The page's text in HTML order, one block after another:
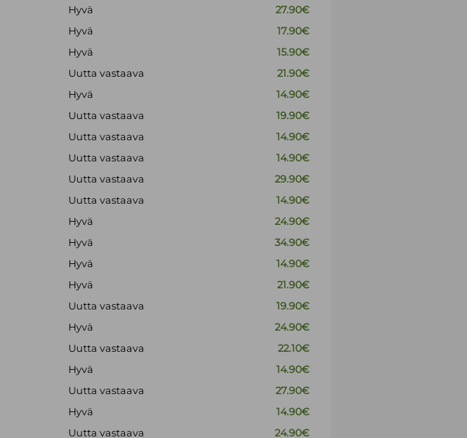
Hyvä
27.90€
Hyvä
17.90€
Hyvä
15.90€
Uutta vastaava
21.90€
Hyvä
14.90€
Uutta vastaava
19.90€
Uutta vastaava
14.90€
Uutta vastaava
14.90€
Uutta vastaava
29.90€
Uutta vastaava
14.90€
Hyvä
24.90€
Hyvä
34.90€
Hyvä
14.90€
Hyvä
21.90€
Uutta vastaava
19.90€
Hyvä
24.90€
Uutta vastaava
22.10€
Hyvä
14.90€
Uutta vastaava
27.90€
Hyvä
14.90€
Uutta vastaava
24.90€